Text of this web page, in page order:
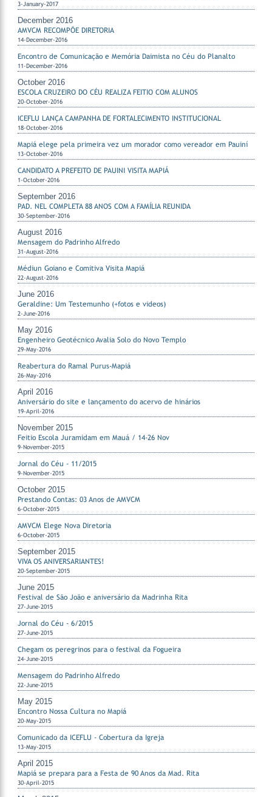
3-January-2017
December 2016
AMVCM RECOMPÕE DIRETORIA
14-December-2016
Encontro de Comunicação e Memória Daimista no Céu do Planalto
11-December-2016
October 2016
ESCOLA CRUZEIRO DO CÉU REALIZA FEITIO COM ALUNOS
20-October-2016
ICEFLU LANÇA CAMPANHA DE FORTALECIMENTO INSTITUCIONAL
18-October-2016
Mapiá elege pela primeira vez um morador como vereador em Pauiní
13-October-2016
CANDIDATO A PREFEITO DE PAUINI VISITA MAPIÁ
1-October-2016
September 2016
PAD. NEL COMPLETA 88 ANOS COM A FAMÍLIA REUNIDA
30-September-2016
August 2016
Mensagem do Padrinho Alfredo
31-August-2016
Médiun Goiano e Comitiva Visita Mapiá
22-August-2016
June 2016
Geraldine: Um Testemunho (+fotos e videos)
2-June-2016
May 2016
Engenheiro Geotécnico Avalia Solo do Novo Templo
29-May-2016
Reabertura do Ramal Purus-Mapiá
26-May-2016
April 2016
Aniversário do site e lançamento do acervo de hinários
19-April-2016
November 2015
Feitio Escola Juramidam em Mauá / 14-26 Nov
9-November-2015
Jornal do Céu - 11/2015
9-November-2015
October 2015
Prestando Contas: 03 Anos de AMVCM
6-October-2015
AMVCM Elege Nova Diretoria
6-October-2015
September 2015
VIVA OS ANIVERSARIANTES!
20-September-2015
June 2015
Festival de São João e aniversário da Madrinha Rita
27-June-2015
Jornal do Céu - 6/2015
27-June-2015
Chegam os peregrinos para o festival da Fogueira
24-June-2015
Mensagem do Padrinho Alfredo
22-June-2015
May 2015
Encontro Nossa Cultura no Mapiá
20-May-2015
Comunicado da ICEFLU - Cobertura da Igreja
13-May-2015
April 2015
Mapiá se prepara para a Festa de 90 Anos da Mad. Rita
30-April-2015